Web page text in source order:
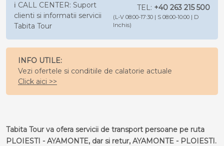
ℹ️ CALL CENTER: Suport
clienti si informatii servicii
Tabita Tour
TEL: +40 263 215 500
(L-V 08:00-17:30 | S 08:00-10:00 | D
Inchis)
INFO UTILE:
Vezi ofertele si conditiile de calatorie actuale
Click aici >>
Tabita Tour va ofera servicii de transport persoane pe ruta
PLOIESTI - AYAMONTE, dar si retur, AYAMONTE - PLOIESTI.